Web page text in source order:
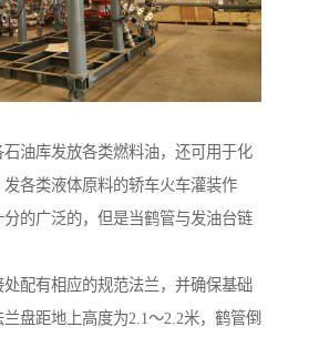
油库发放各类燃料油，还可用于化
各类液体原料的轿车火车灌装作
的广泛的，但是当鹤管与发油台链
配有相应的规范法兰，并确保基础
盘距地上高度为2.1～2.2米，鹤管倒